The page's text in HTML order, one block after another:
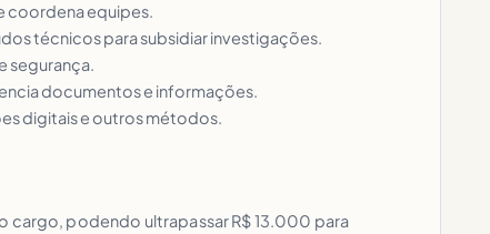
coordena equipes.
técnicos para subsidiar investigações.
segurança.
documentos e informações.
digitais e outros métodos.
cargo, podendo ultrapassar R$ 13.000 para